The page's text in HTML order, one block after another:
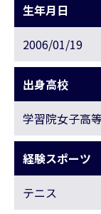
生年月日
2006/01/19
出身高校
学習院女子高
経験スポーツ
テニス